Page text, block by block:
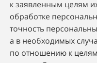
к заявленным целям
обработке
точность
а в необходимых
по отношению к